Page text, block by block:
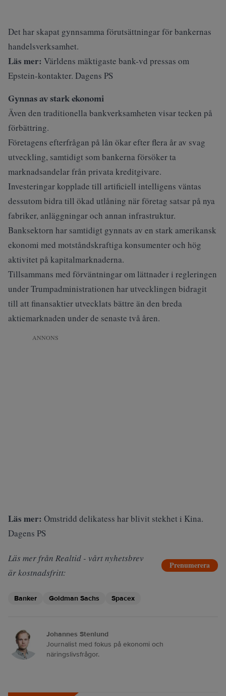
Det har skapat gynnsamma förutsättningar för bankernas
handelsverksamhet.
Läs mer: Världens mäktigaste bank-vd pressas om
Epstein-kontakter. Dagens PS
Gynnas av stark ekonomi
Även den traditionella bankverksamheten visar tecken på
förbättring.
Företagens efterfrågan på lån ökar efter flera år av svag
utveckling, samtidigt som bankerna försöker ta
marknadsandelar från privata kreditgivare.
Investeringar kopplade till artificiell intelligens väntas
dessutom bidra till ökad utlåning när företag satsar på nya
fabriker, anläggningar och annan infrastruktur.
Banksektorn har samtidigt gynnats av en stark amerikansk
ekonomi med motståndskraftiga konsumenter och hög
aktivitet på kapitalmarknaderna.
Tillsammans med förväntningar om lättnader i regleringen
under Trumpadministrationen har utvecklingen bidragit
till att finansaktier utvecklats bättre än den breda
aktiemarknaden under de senaste två åren.
ANNONS
Läs mer: Omstridd delikatess har blivit stekhet i Kina.
Dagens PS
Läs mer från Realtid - vårt nyhetsbrev
är kostnadsfritt:
Prenumerera
Banker Goldman Sachs Spacex
Johannes Stenlund
Journalist med fokus på ekonomi och
näringslivsfrågor.